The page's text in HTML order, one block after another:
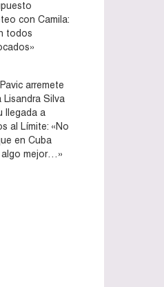
con Camila:
todos
arremete
Lisandra Silva
llegada a
al Límite: «No
en Cuba
algo mejor…»